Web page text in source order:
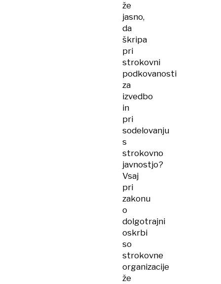
že
jasno,
da
škripa
pri
strokovni
podkovanosti
za
izvedbo
in
pri
sodelovanju
s
strokovno
javnostjo?
Vsaj
pri
zakonu
o
dolgotrajni
oskrbi
so
strokovne
organizacije
že